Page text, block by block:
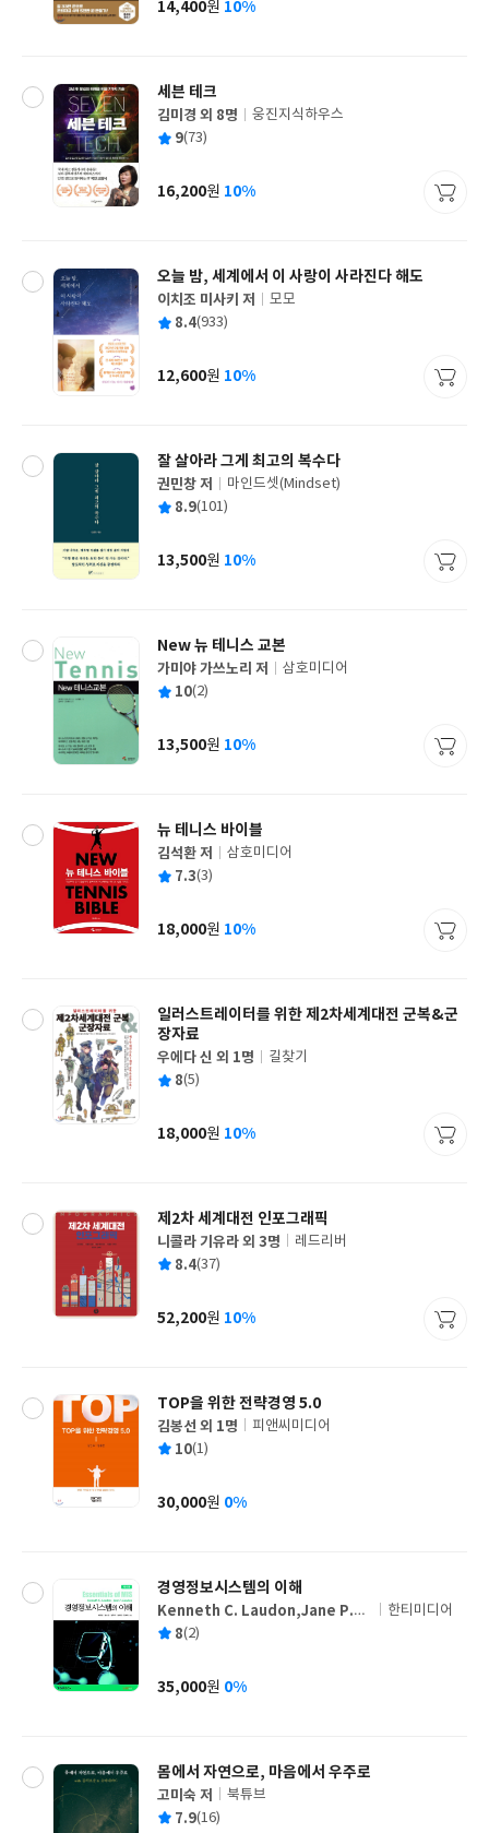
가
14,400원 10%
세븐 테크
글
쓴
김미경 외 8명
출
사
웅진지식하우스
평 9(73)
가
16,200원 10%
오늘 밤, 세계에서 이 사랑이 사라진다 해도
글
쓴
이치조 미사키 저
출
사
모모
평 8.4(933)
가
12,600원 10%
잘 살아라 그게 최고의 복수다
글
쓴
권민창 저
출
사
마인드셋(Mindset)
평 8.9(101)
가
13,500원 10%
New 뉴 테니스 교본
글
쓴
가미야 가쓰노리 저
출
사
삼호미디어
평 10(2)
가
13,500원 10%
뉴 테니스 바이블
글
쓴
김석환 저
출
사
삼호미디어
평 7.3(3)
가
18,000원 10%
일러스트레이터를 위한 제2차세계대전 군복&군
장자료
글
쓴
우에다 신 외 1명
출
사
길찾기
평 8(5)
가
18,000원 10%
제2차 세계대전 인포그래픽
글
쓴
니콜라 기유라 외 3명
출
사
레드리버
평 8.4(37)
가
52,200원 10%
TOP을 위한 전략경영 5.0
글
쓴
김봉선 외 1명
출
사
피앤씨미디어
평 10(1)
가
30,000원 0%
경영정보시스템의 이해
글
쓴
Kenneth C. Laudon,Jane P.La
udon 공저/백동현,김도관,김우주,
출
사
한티미디어
평 8(2)
가
35,000원 0%
몸에서 자연으로, 마음에서 우주로
글
쓴
고미숙 저
출
북튜브
평 7.9(16)